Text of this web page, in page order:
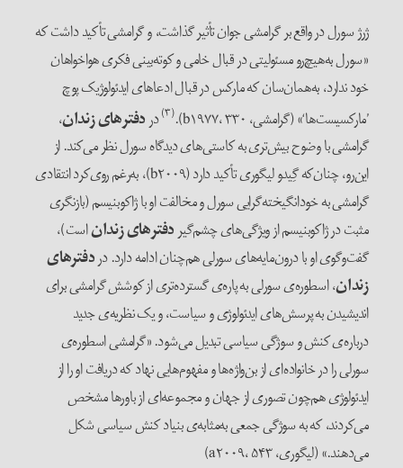
ژرژ سورل در واقع بر گرامشی جوان تأثیر گذاشت، و گرامشی تأکید داشت که
«سورل به‌هیچ‌رو مسئولیتی در قبال خامی و کوته‌بینی فکری هواخواهان
خود ندارد، به‌همان‌سان که مارکس در قبال ادعاهای ایدئولوژیک پوچ
’مارکسیست‌ها‘» (گرامشی، b۱۹۷۷، ۳۳۰).
(۳) دردفترهایزندان،
گرامشی با وضوح بیش‌تری به کاستی‌های دیدگاه سورل نظر می‌کند. از
این‌رو، چنان‌که گِیدو لیگوری تأکید دارد (b۲۰۰۹)، به‌رغم روی‌کرد انتقادی
گرامشی به خودانگیخته‌گرایی سورل و مخالفت او با ژاکوبنیسم (بازنگری
مثبت در ژاکوبنیسم از ویژگی‌های چشم‌گیردفترهایزنداناست)،
گفت‌وگوی او با درون‌مایه‌های سورلی هم‌چنان ادامه دارد. دردفترهای
زندان، اسطوره‌ی سورلی به پاره‌ی گسترده‌تری از کوشش گرامشی برای
اندیشیدن به پرسش‌های ایدئولوژی و سیاست، و یک نظریه‌ی جدید
درباره‌ی کنش و سوژگی سیاسی تبدیل می‌شود. «گرامشی اسطوره‌ی
سورلی را در خانواده‌ای از بن‌واژه‌ها و مفهوم‌‌هایی نهاد که دریافت او را از
ایدئولوژی هم‌چون تصوری از جهان و مجموعه‌ای از باورها مشخص
می‌کردند، که به سوژگی جمعی به‌مثابه‌ی بنیاد کنش سیاسی شکل
می‌دهند.» (لیگوری، a۲۰۰۹، ۵۴۳)